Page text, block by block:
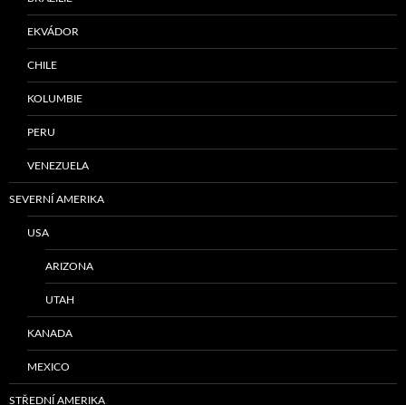
EKVÁDOR
CHILE
KOLUMBIE
PERU
VENEZUELA
SEVERNÍ AMERIKA
USA
ARIZONA
UTAH
KANADA
MEXICO
STŘEDNÍ AMERIKA